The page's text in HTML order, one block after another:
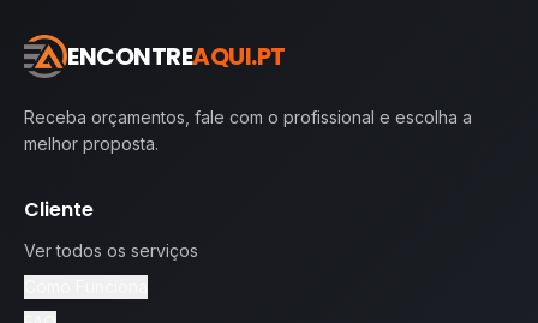
ENCONTREAQUI.PT
Receba orçamentos, fale com o profissional e escolha a
melhor proposta.
Cliente
Ver todos os serviços